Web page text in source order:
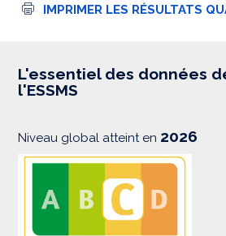
I
s
i
IMPRIMER LES RÉSULTATS
L'essentiel des données
l'ESSMS
Niveau global atteint en 2026